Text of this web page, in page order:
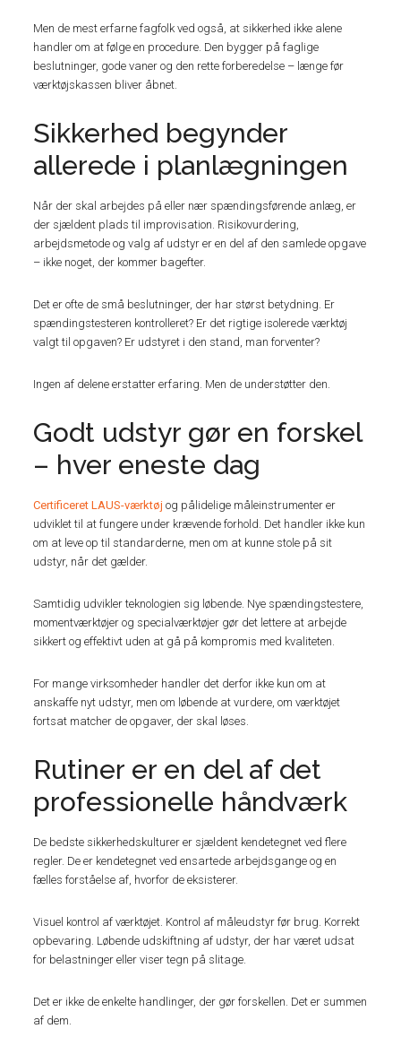
Men de mest erfarne fagfolk ved også, at sikkerhed ikke alene
handler om at følge en procedure. Den bygger på faglige
beslutninger, gode vaner og den rette forberedelse – længe før
værktøjskassen bliver åbnet.
Sikkerhed begynder
allerede i planlægningen
Når der skal arbejdes på eller nær spændingsførende anlæg, er
der sjældent plads til improvisation. Risikovurdering,
arbejdsmetode og valg af udstyr er en del af den samlede opgave
– ikke noget, der kommer bagefter.
Det er ofte de små beslutninger, der har størst betydning. Er
spændingstesteren kontrolleret? Er det rigtige isolerede værktøj
valgt til opgaven? Er udstyret i den stand, man forventer?
Ingen af delene erstatter erfaring. Men de understøtter den.
Godt udstyr gør en forskel
– hver eneste dag
Certificeret LAUS-værktøj og pålidelige måleinstrumenter er
udviklet til at fungere under krævende forhold. Det handler ikke kun
om at leve op til standarderne, men om at kunne stole på sit
udstyr, når det gælder.
Samtidig udvikler teknologien sig løbende. Nye spændingstestere,
momentværktøjer og specialværktøjer gør det lettere at arbejde
sikkert og effektivt uden at gå på kompromis med kvaliteten.
For mange virksomheder handler det derfor ikke kun om at
anskaffe nyt udstyr, men om løbende at vurdere, om værktøjet
fortsat matcher de opgaver, der skal løses.
Rutiner er en del af det
professionelle håndværk
De bedste sikkerhedskulturer er sjældent kendetegnet ved flere
regler. De er kendetegnet ved ensartede arbejdsgange og en
fælles forståelse af, hvorfor de eksisterer.
Visuel kontrol af værktøjet. Kontrol af måleudstyr før brug. Korrekt
opbevaring. Løbende udskiftning af udstyr, der har været udsat
for belastninger eller viser tegn på slitage.
Det er ikke de enkelte handlinger, der gør forskellen. Det er summen
af dem.